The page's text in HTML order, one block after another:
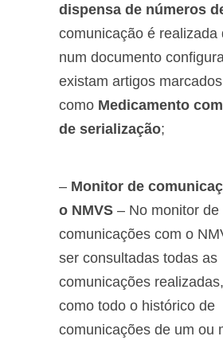
dispensa de números
comunicação é realizada
num documento
existam artigos marcados
como Medicamento
de serialização;
– Monitor de
o NMVS – No monitor de
comunicações com o
ser consultadas todas as
comunicações
como todo o histórico de
comunicações de um ou